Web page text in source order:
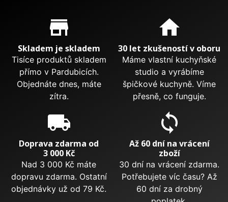
Proč nakupovat u nás?
store_mall_directory
Skladem je skladem
Tisíce produktů skladem
přímo v Pardubicích.
Objednáte dnes, máte
zítra.
home
30 let zkušeností v oboru
Máme vlastní kuchyňské
studio a vyrábíme
špičkové kuchyně. Víme
přesně, co funguje.
local_shipping
Doprava zdarma od
3 000 Kč
Nad 3 000 Kč máte
dopravu zdarma. Ostatní
objednávky už od 79 Kč.
sync
Až 60 dní na vrácení
zboží
30 dní na vrácení zdarma.
Potřebujete víc času? Až
60 dní za drobný